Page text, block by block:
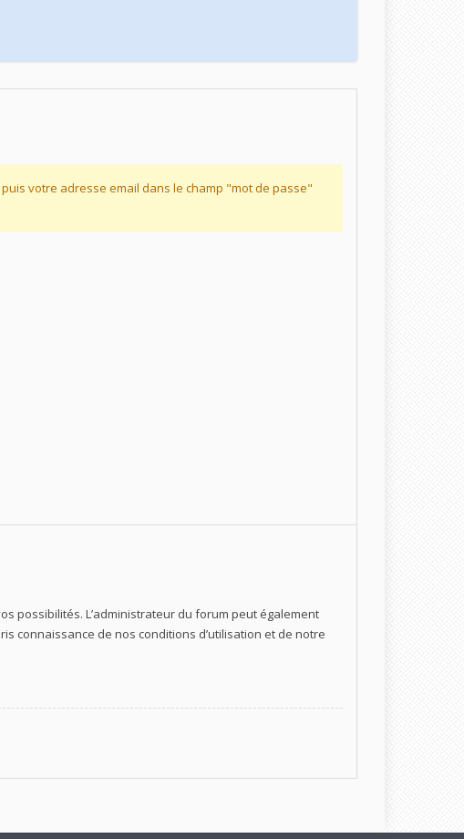
votre adresse email dans le champ "mot de passe"
possibilités. L’administrateur du forum peut également
connaissance de nos conditions d’utilisation et de notre